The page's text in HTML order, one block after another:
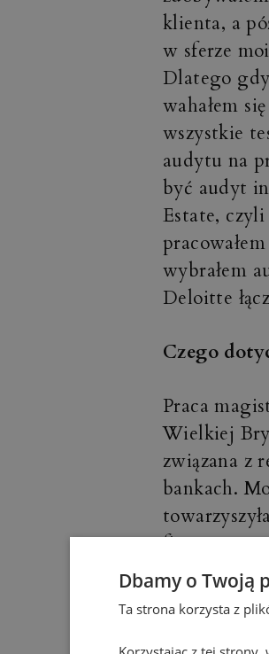
klienta, a
w sferze
Dlatego
wahałem
wszystkie
audytu na
być audyt
Estate,
wybrałem
Deloitte
Czego
Praca
Wielkiej
związana z
bankach.
Dlaczego
Dbamy o Twoją
Ta strona korzysta z